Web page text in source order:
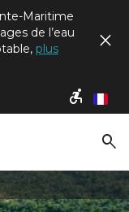
Maritime
de l’eau
plus
fr